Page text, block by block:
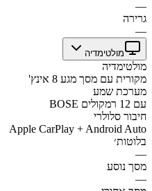
—
גרירה
—
מולטימדיה
מולטימדיה
מקורית עם מסך מגע 8 אינץ'
מערכת שמע
BOSE עם 12 רמקולים
חיבור סלולרי
Apple CarPlay + Android Auto
בלוטות׳
—
מסך נוסע
—